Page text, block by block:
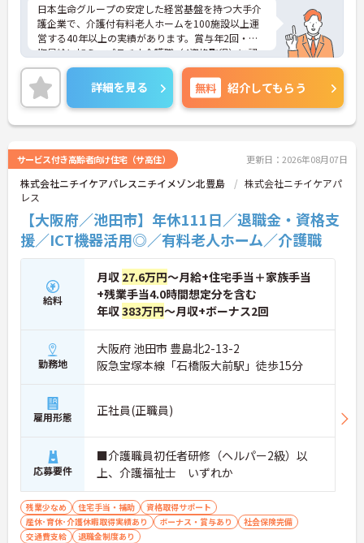
日本生命グループの安定した経営基盤を持つ大手介
護企業で、介護付有料老人ホームを100施設以上運
営する40年以上の実績があります。賞与年2回・定
期昇給に加え、プラチナ介護職（4資格取得）に認
定されると月38,000円の手当が加算され、スキルが
収入に直結する仕組みが整っています。年間休日11
1日以上・残業月平均4.3時間と働きやすく、育休取
得率100%・育児短時間勤務（小学4年生まで）・有
給取得実績14日と、家庭との両立を長期的にサポー
時研修・技術向上研修など段階別の研修体制と資格
取得支援が整っており、介護福祉士国家試験対策講
座やケアマネ対策講座も自社開講しています。多職
種チームケアの中で専門性を高めながら、ケアマネ
ジャーや生活相談員へのキャリアアップも実現でき
る職場です。
★おすすめPOINT★
【日本生命グループの大手企業・成長ができる環境
です】
・日本生命グループを親会社に持つ大手介護企業
で、100施設以上を運営する安定した経営基盤があ
・介護福祉士を取得すると資格手当がプラスされ、
プラチナ介護職（4資格）に認定されると月38,000
円の手当が加算される仕組みが整っています
・介護福祉士国家試験対策講座・認知症ケア専門士
対策・ケアマネジャー対策など、資格取得支援講座
を自社開講しており、資格保有率99.8%の実績があ
職場です】
・賞与年2回・定期昇給、夜勤手当・家族手当・住
宅手当など各種手当が充実しています
・残業は月平均4.3時間と業界水準を大きく下回って
おり、有給休暇取得実績14日と休みも取りやすい環
境です
詳細を見る 無料 紹介してもらう
サービス付き高齢者向け住宅（サ高住） 更新日：2026年08月07日
株式会社ニチイケアパレスニチイメゾン北豊島
株式会社ニチイケアパ
レス
【大阪府／池田市】年休111日／退職金・資格支
援／ICT機器活用◎／有料老人ホーム／介護職
給料
月収 27.6万円～月給+住宅手当＋家族手当
+残業手当4.0時間想定分を含む
年収383万円～月収+ボーナス2回
勤務地
大阪府 池田市 豊島北2-13-2
阪急宝塚本線「石橋阪大前駅」徒歩15分
雇用形態 正社員(正職員)
応募要件
■介護職員初任者研修（ヘルパー2級）以
上、介護福祉士 いずれか
残業少なめ 住宅手当・補助
資格取得サポート
産休･育休･介護休暇取得実績あり
ボーナス・賞与あり
社会保険完備
交通費支給
退職金制度あり